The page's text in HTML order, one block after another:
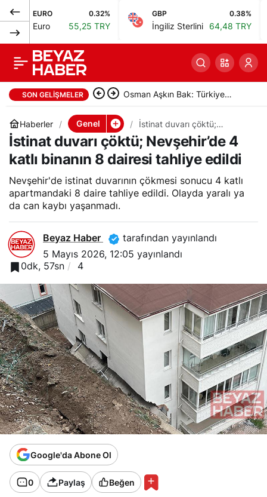
EURO
55,25 TRY
GBP
İngiliz Sterlini 64,48 TRY
SON GELIŞMELER Osman Aşkın Bak: Türkiye
sporun tüm dallarında finallere
katılıyor
Haberler Genel
İstinat duvarı çöktü;
Nevşehir’de 4 katlı binanın 8
dairesi tahliye edildi
İstinat duvarı çöktü; Nevşehir’de 4
katlı binanın 8 dairesi tahliye edildi
Nevşehir'de istinat duvarının çökmesi sonucu 4 katlı
apartmandaki 8 daire tahliye edildi. Olayda yaralı ya
da can kaybı yaşanmadı.
Beyaz Haber
tarafından yayınlandı
5 Mayıs 2026, 12:05 yayınlandı
0dk, 57sn
4
Google'da Abone Ol
0 Paylaş Beğen
Yasa dışı bahis
soruşturmasında 3
sanık tahliye edildi
Paylaş